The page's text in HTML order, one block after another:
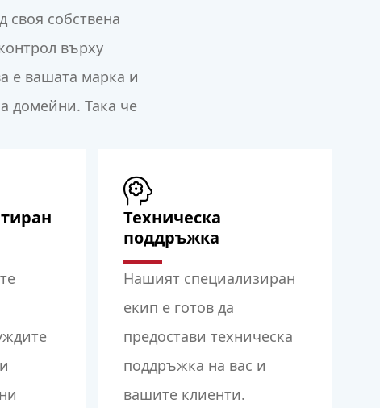
своя собствена
върху
е вашата марка и
домейни. Така че
Техническа
поддръжка
Нашият специализиран
екип е готов да
предостави техническа
поддръжка на вас и
вашите клиенти.